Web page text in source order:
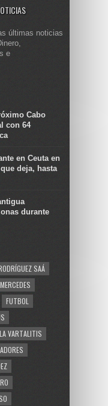
últimas noticias
e
Cabo
con 64
en Ceuta en
deja, hasta
durante
SAÁ
FUTBOL
VARTALITIS